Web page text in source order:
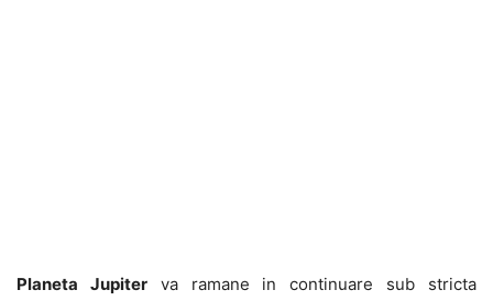
Planeta Jupiterva ramane in continuare sub stricta